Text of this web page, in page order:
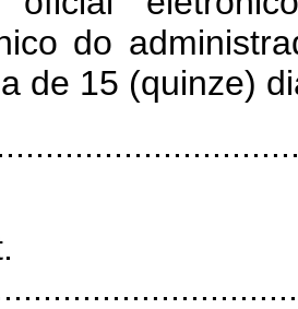
do
de 15 (quinze)